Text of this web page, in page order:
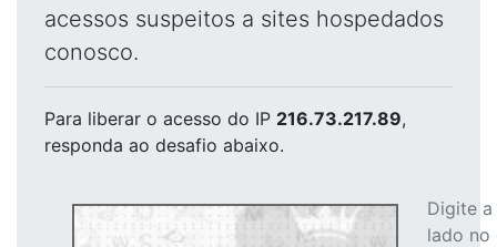
acessos suspeitos a sites hospedados
conosco.
Para liberar o acesso do IP 216.73.217.89,
responda ao desafio abaixo.
Digite
lado no